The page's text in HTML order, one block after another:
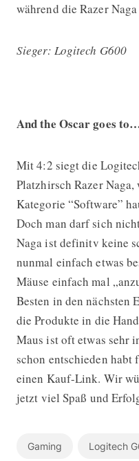
während die Razer
Sieger: Logitech G600
And the Oscar goes
Mit 4:2 siegt die
Platzhirsch Razer
Kategorie “Software”
Doch man darf sich
Naga ist definitv keine
nunmal einfach etwas
Mäuse einfach mal
Besten in den nächsten
die Produkte in die
Maus ist oft etwas sehr
schon entschieden
einen Kauf-Link. Wir
jetzt viel Spaß und
Gaming Logitech